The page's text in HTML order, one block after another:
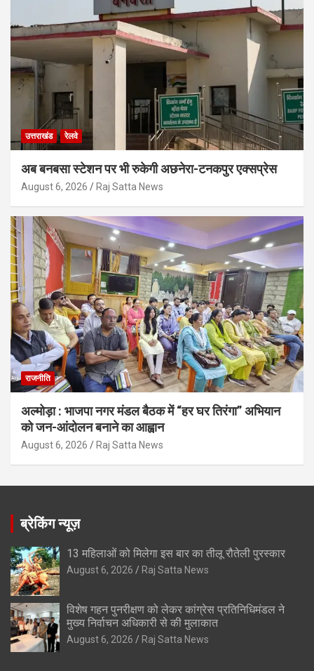
उत्तराखंड रेलवे
अब बनबसा स्टेशन पर भी रुकेगी अछनेरा-टनकपुर एक्सप्रेस
August 6, 2026 Raj Satta News
राजनीति
अल्मोड़ा : भाजपा नगर मंडल बैठक में “हर घर तिरंगा” अभियान
को जन-आंदोलन बनाने का आह्वान
August 6, 2026 Raj Satta News
ब्रेकिंग न्यूज़
13 महिलाओं को मिलेगा इस बार का तीलू रौतेली पुरस्कार
August 6, 2026 Raj Satta News
विशेष गहन पुनरीक्षण को लेकर कांग्रेस प्रतिनिधिमंडल ने
मुख्य निर्वाचन अधिकारी से की मुलाकात
August 6, 2026 Raj Satta News